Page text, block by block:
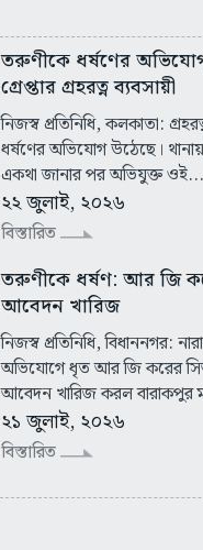
তরুণীকে ধর্ষণের
গ্রেপ্তার গ্রহরত্ন ব্যবসায়ী
নিজস্ব প্রতিনিধি, কলকাতা:
ধর্ষণের অভিযোগ উঠেছে।
একথা জানার পর অভিযুক্ত ওই...
২২ জুলাই, ২০২৬
বিস্তারিত
তরুণীকে ধর্ষণ: আর জি
আবেদন খারিজ
নিজস্ব প্রতিনিধি, বিধাননগর:
অভিযোগে ধৃত আর জি করের
আবেদন খারিজ করল বারাকপুর
২১ জুলাই, ২০২৬
বিস্তারিত